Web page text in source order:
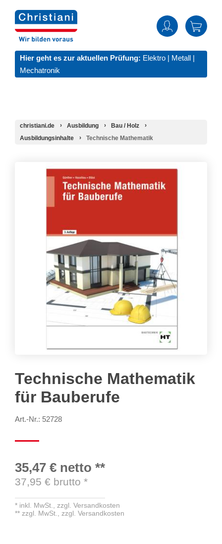
Hier geht es zur aktuellen Prüfung: Elektro | Metall |
Mechatronik
christiani.de Ausbildung
Bau / Holz
Ausbildungsinhalte
Technische Mathematik
Technische Mathematik
für Bauberufe
Art.-Nr.: 52728
35,47 € netto **
37,95 € brutto *
* inkl. MwSt., zzgl. Versandkosten
** zzgl. MwSt., zzgl. Versandkosten